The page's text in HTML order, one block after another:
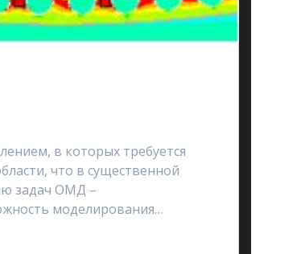
в которых требуется
что в существенной
задач ОМД –
моделирования…